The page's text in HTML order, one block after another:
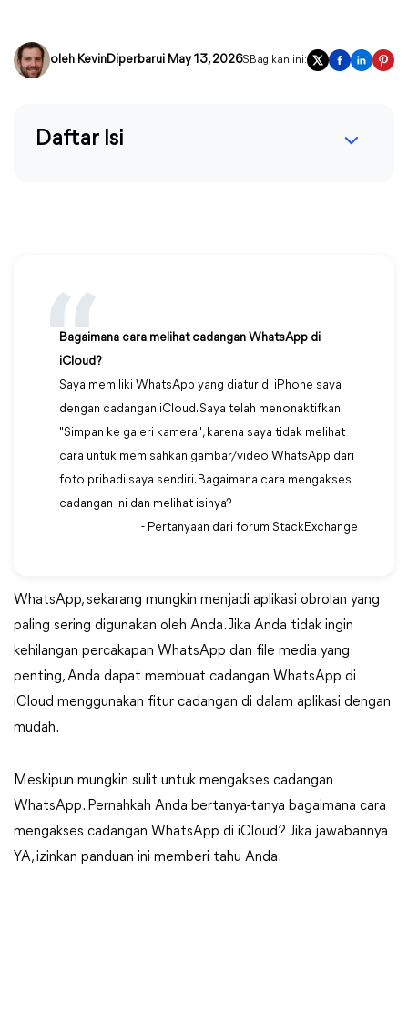
oleh KevinDiperbarui May 13, 2026SBagikan ini:
Daftar Isi
Bagaimana cara melihat cadangan WhatsApp di
iCloud?
Saya memiliki WhatsApp yang diatur di iPhone saya
dengan cadangan iCloud. Saya telah menonaktifkan
"Simpan ke galeri kamera", karena saya tidak melihat
cara untuk memisahkan gambar/video WhatsApp dari
foto pribadi saya sendiri. Bagaimana cara mengakses
cadangan ini dan melihat isinya?
- Pertanyaan dari forum StackExchange
WhatsApp, sekarang mungkin menjadi aplikasi obrolan yang
paling sering digunakan oleh Anda. Jika Anda tidak ingin
kehilangan percakapan WhatsApp dan file media yang
penting, Anda dapat membuat cadangan WhatsApp di
iCloud menggunakan fitur cadangan di dalam aplikasi dengan
mudah.
Meskipun mungkin sulit untuk mengakses cadangan
WhatsApp. Pernahkah Anda bertanya-tanya bagaimana cara
mengakses cadangan WhatsApp di iCloud? Jika jawabannya
YA, izinkan panduan ini memberi tahu Anda.